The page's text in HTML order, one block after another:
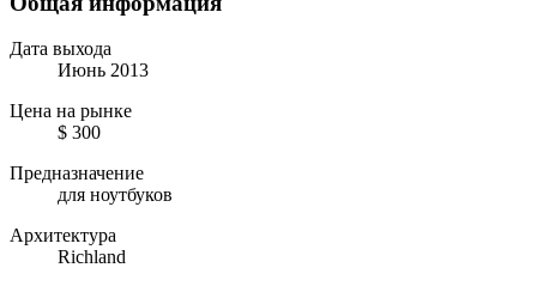
Дата выхода
Июнь 2013
Цена на рынке
$ 300
Предназначение
для ноутбуков
Архитектура
Richland